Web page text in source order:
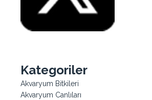
Kategoriler
Akvaryum Bitkileri
Akvaryum Canlıları